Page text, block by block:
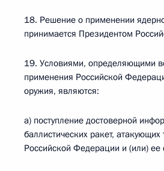
18. Решение о применении
принимается Президентом
19. Условиями, определяющими
применения Российской
оружия, являются:
а) поступление достоверной
баллистических ракет, атакующих
Российской Федерации и (или) ее